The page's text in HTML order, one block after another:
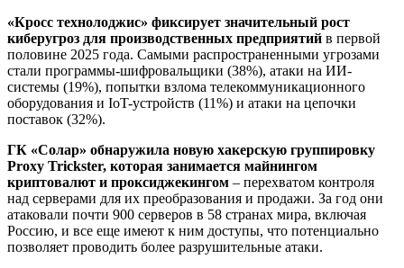
«Кросс технолоджис» фиксирует значительный рост
киберугроз для производственных предприятий в первой
половине 2025 года. Самыми распространенными угрозами
стали программы-шифровальщики (38%), атаки на ИИ-
системы (19%), попытки взлома телекоммуникационного
оборудования и IoT-устройств (11%) и атаки на цепочки
поставок (32%).
ГК «Солар» обнаружила новую хакерскую группировку
Proxy Trickster, которая занимается майнингом
криптовалют и проксиджекингом – перехватом контроля
над серверами для их преобразования и продажи. За год они
атаковали почти 900 серверов в 58 странах мира, включая
Россию, и все еще имеют к ним доступы, что потенциально
позволяет проводить более разрушительные атаки.